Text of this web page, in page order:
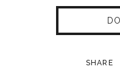
SHARE